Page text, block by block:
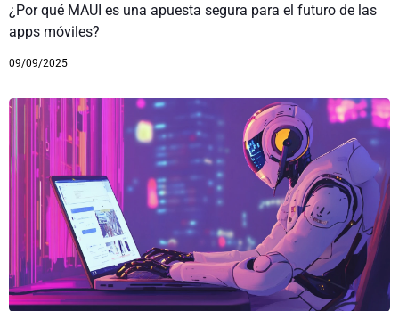
¿Por qué MAUI es una apuesta segura para el futuro de las
apps móviles?
09/09/2025